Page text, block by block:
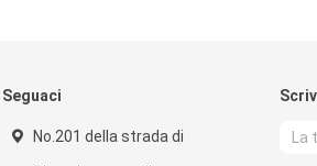
Seguaci
No.201 della strada di